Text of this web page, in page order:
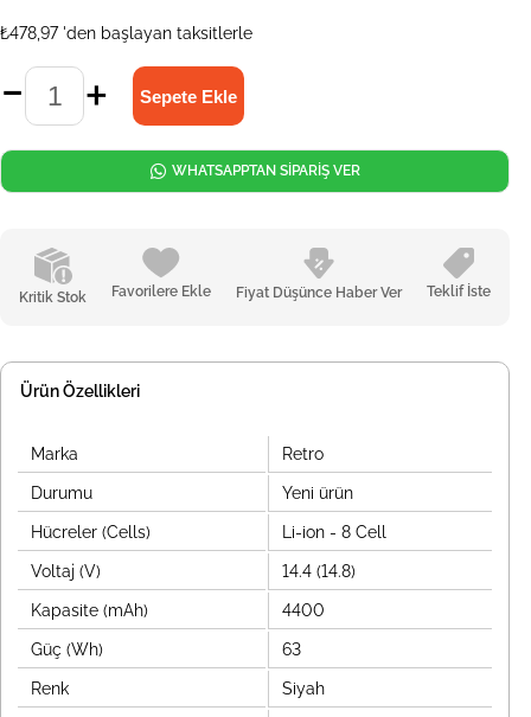
₺478,97 'den başlayan taksitlerle
Kritik Stok Favorilere Ekle Fiyat Düşünce Haber Ver Teklif İste
WHATSAPPTAN SİPARİŞ VER
Ürün Özellikleri
Marka Retro
Durumu Yeni ürün
Hücreler (Cells) Li-ion - 8 Cell
Voltaj (V) 14.4 (14.8)
Kapasite (mAh) 4400
Güç (Wh) 63
Renk Siyah